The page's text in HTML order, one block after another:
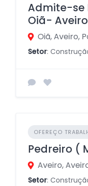
Admite-se
Oiã- Aveiro
Oiã, Aveiro,
Setor:
OFEREÇO
Pedreiro (
Aveiro,
Setor: